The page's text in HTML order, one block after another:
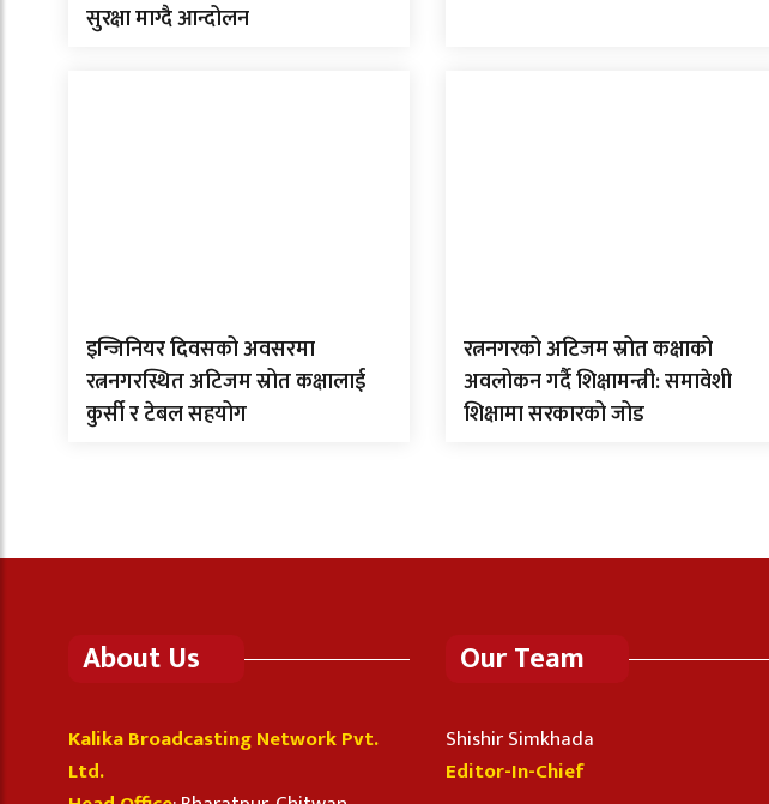
सुरक्षा माग्दै आन्दोलन
इन्जिनियर दिवसको अवसरमा
रत्ननगरस्थित अटिजम स्रोत कक्षालाई
कुर्सी र टेबल सहयोग
रत्ननगरको अटिजम स्रोत कक्षाको
अवलोकन गर्दै शिक्षामन्त्री: समावेशी
शिक्षामा सरकारको जोड
About Us
Kalika Broadcasting Network Pvt.
Ltd.
Our Team
Shishir Simkhada
Editor-In-Chief